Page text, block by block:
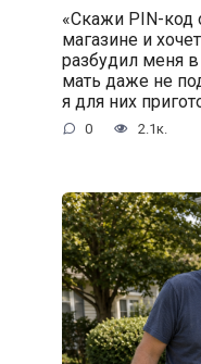
«Скажи PIN-код
магазине и
разбудил меня в
мать даже не
я для них
0 2.1к.